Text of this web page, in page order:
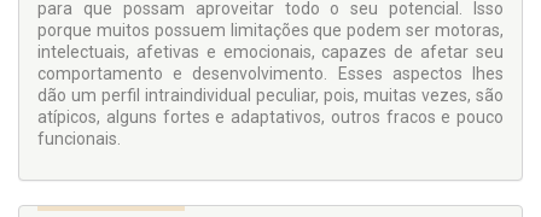
para que possam aproveitar todo o seu potencial. Isso
porque muitos possuem limitações que podem ser motoras,
intelectuais, afetivas e emocionais, capazes de afetar seu
comportamento e desenvolvimento. Esses aspectos lhes
dão um perfil intraindividual peculiar, pois, muitas vezes, são
atípicos, alguns fortes e adaptativos, outros fracos e pouco
funcionais.